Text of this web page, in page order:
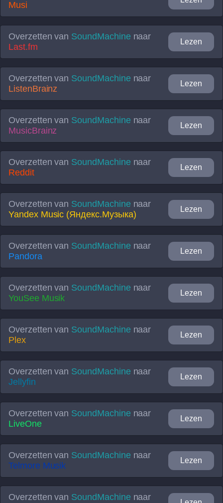
Musi
Overzetten van SoundMachine naar
Last.fm
Lezen
Overzetten van SoundMachine naar
ListenBrainz
Lezen
Overzetten van SoundMachine naar
MusicBrainz
Lezen
Overzetten van SoundMachine naar
Reddit
Lezen
Overzetten van SoundMachine naar
Yandex Music (Яндекс.Музыка)
Lezen
Overzetten van SoundMachine naar
Pandora
Lezen
Overzetten van SoundMachine naar
YouSee Musik
Lezen
Overzetten van SoundMachine naar
Plex
Lezen
Overzetten van SoundMachine naar
Jellyfin
Lezen
Overzetten van SoundMachine naar
LiveOne
Lezen
Overzetten van SoundMachine naar
Telmore Musik
Lezen
Overzetten van SoundMachine naar